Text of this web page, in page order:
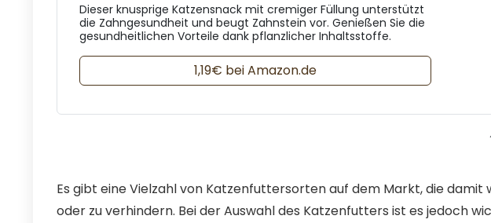
Dieser knusprige Katzensnack mit cremiger Füllung unterstützt
die Zahngesundheit und beugt Zahnstein vor. Genießen Sie die
gesundheitlichen Vorteile dank pflanzlicher Inhaltsstoffe.
1,19€ bei Amazon.de
Es gibt eine Vielzahl von Katzenfuttersorten auf dem Markt, die damit
oder zu verhindern. Bei der Auswahl des Katzenfutters ist es jedoch